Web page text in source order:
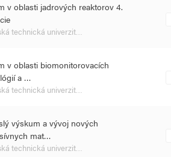
v oblasti jadrových reaktorov 4.
technická univerzit…
v oblasti biomonitorovacích
a …
technická univerzit…
výskum a vývoj nových
mat…
technická univerzit…